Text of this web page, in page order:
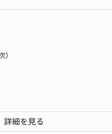
詳細を見る